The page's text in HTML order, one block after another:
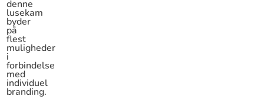
denne
lusekam
byder
på
flest
muligheder
i
forbindelse
med
individuel
branding.